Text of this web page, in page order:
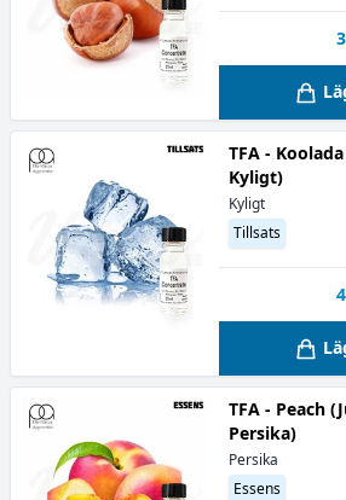
TFA -
Kyligt)
Kyligt
Tillsats
TFA - Peach
Persika)
Persika
Essens